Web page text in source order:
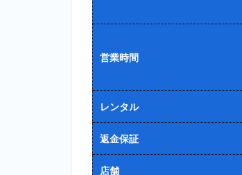
（D-
＿春日
2.10
ンセプト（B
CONCEPT）
＿春日
営業時間
レンタル
返金保証
店舗